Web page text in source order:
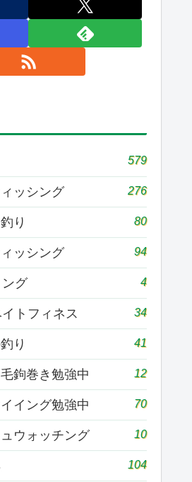
579
ッシング 276
り 80
ッシング 94
グ 4
トフィネス 34
り 41
鉤巻き勉強中 12
イング勉強中 70
ウォッチング 10
104